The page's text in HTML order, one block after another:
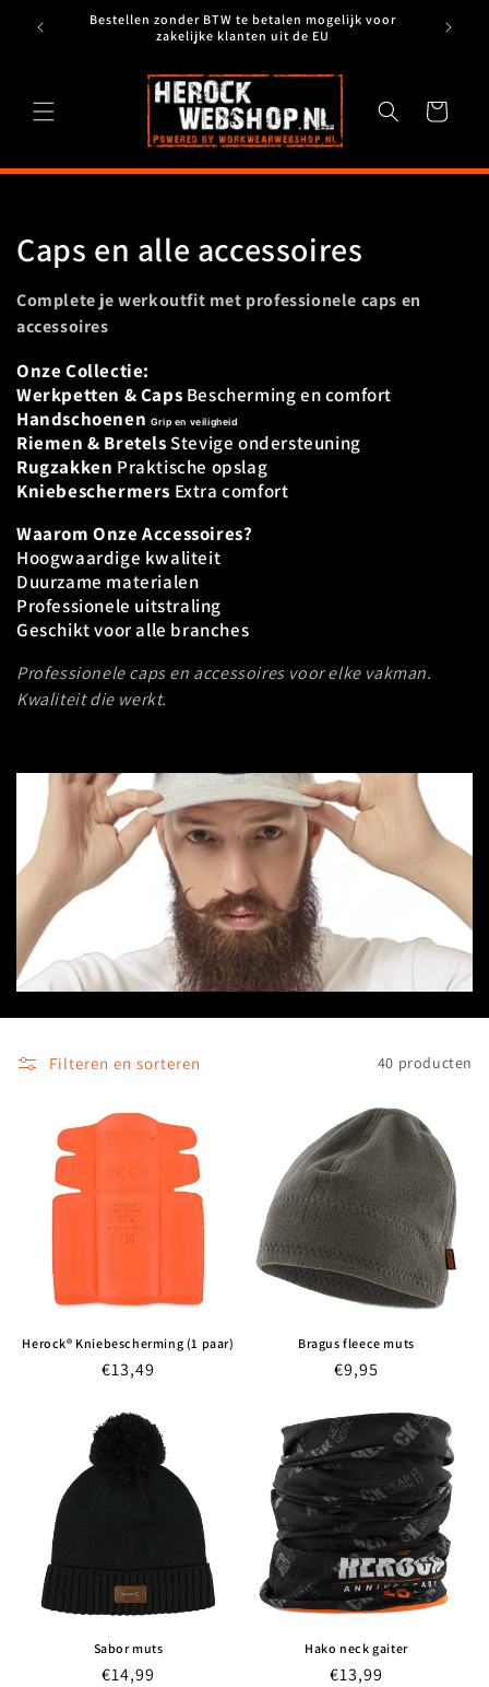
naar de
Bestellen zonder BTW te betalen mogelijk voor
zakelijke klanten uit de EU
Winkelwagen
C
o
l
l
e
c
t
i
e
:
Caps en alle accessoires
Complete je werkoutfit met professionele caps en
accessoires
Onze Collectie:
Werkpetten & Caps Bescherming en comfort
Handschoenen Grip en veiligheid
Riemen & BretelsStevige ondersteuning
Rugzakken Praktische opslag
Kniebeschermers Extra comfort
Waarom Onze Accessoires?
Hoogwaardige kwaliteit
Duurzame materialen
Professionele uitstraling
Geschikt voor alle branches
Professionele caps en accessoires voor elke vakman.
Kwaliteit die werkt.
Filteren en sorteren 40 producten
Herock® Kniebescherming (1 paar)
Normale
€13,49
Bragus fleece muts
Normale
€9,95
Sabor muts
Normale
€14,99
Hako neck gaiter
Normale
€13,99